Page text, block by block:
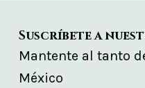
Suscríbete a
Mantente al tanto
México